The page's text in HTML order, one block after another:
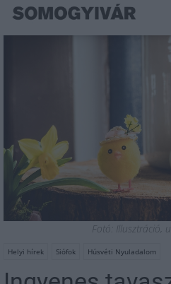
Fotó: Illusztráció,
Helyi hírek Siófok Húsvéti Nyuladalom